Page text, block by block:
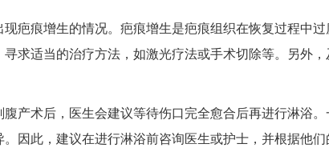
疤痕增生的情况。疤痕增生是疤痕组织在恢复过程中
求适当的治疗方法，如激光疗法或手术切除等。另外
产术后，医生会建议等待伤口完全愈合后再进行淋浴
因此，建议在进行淋浴前咨询医生或护士，并根据他们